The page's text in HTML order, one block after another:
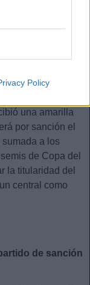
Policy
u oportunidad
una amarilla
por sanción el
a los
de Copa del
la titularidad del
central como
de sanción